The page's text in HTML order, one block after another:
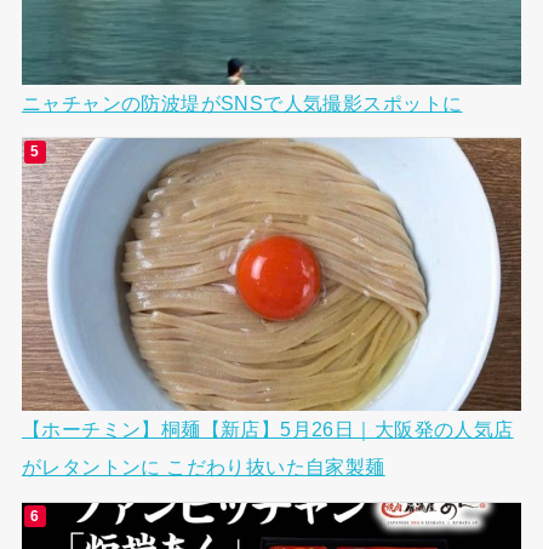
ニャチャンの防波堤がSNSで人気撮影スポットに
【ホーチミン】桐麺【新店】5月26日｜大阪発の人気店
がレタントンに こだわり抜いた自家製麺